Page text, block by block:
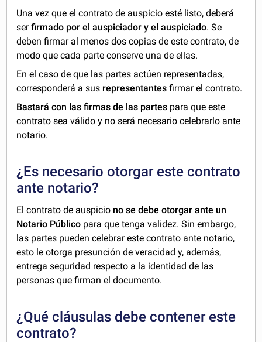
Una vez que el contrato de auspicio esté listo, deberá
serfirmado por el auspiciador y el auspiciado. Se
deben firmar al menos dos copias de este contrato, de
modo que cada parte conserve una de ellas.
En el caso de que las partes actúen representadas,
corresponderá a sus representantesfirmar el contrato.
Bastará con las firmas de las partes para que este
contrato sea válido y no será necesario celebrarlo ante
notario.
¿Es necesario otorgar este contrato
ante notario?
El contrato de auspicio no se debe otorgar ante un
Notario Público para que tenga validez. Sin embargo,
las partes pueden celebrar este contrato ante notario,
esto le otorga presunción de veracidad y, además,
entrega seguridad respecto a la identidad de las
personas que firman el documento.
¿Qué cláusulas debe contener este
contrato?